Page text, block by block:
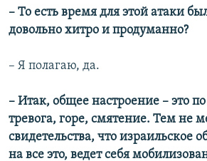
– То есть время для этой атаки
довольно хитро и продуманно?
– Я полагаю, да.
– Итак, общее настроение – это
тревога, горе, смятение. Тем не
свидетельства, что израильское
на все это, ведет себя